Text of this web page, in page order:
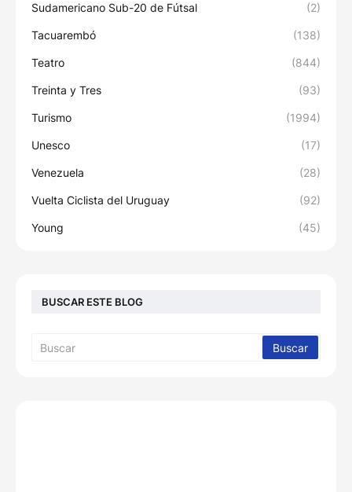
Sudamericano Sub-20 de Fútsal (2)
Tacuarembó (138)
Teatro (844)
Treinta y Tres (93)
Turismo (1994)
Unesco (17)
Venezuela (28)
Vuelta Ciclista del Uruguay (92)
Young (45)
BUSCAR ESTE BLOG